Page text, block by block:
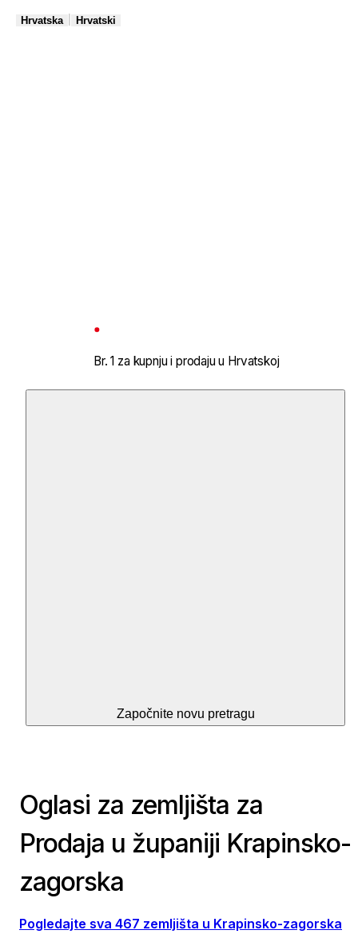
Hrvatska Hrvatski
Br. 1 za kupnju i prodaju u Hrvatskoj
Započnite novu pretragu
Oglasi za zemljišta za
Prodaja u županiji Krapinsko-
zagorska
Pogledajte sva 467 zemljišta u Krapinsko-zagorska